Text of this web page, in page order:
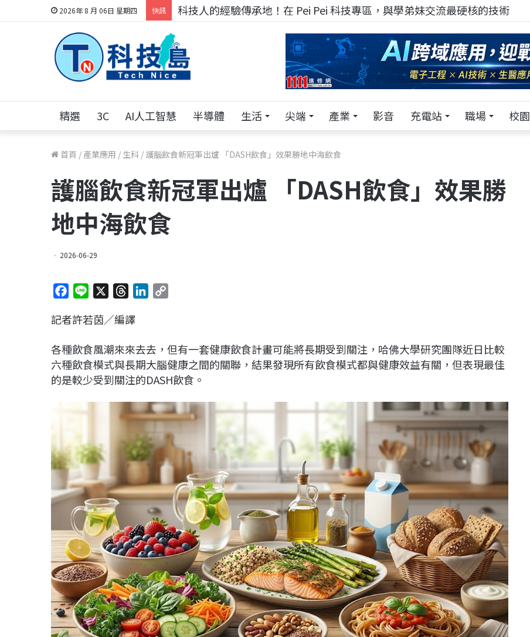
2026年 8 月 06日 星期四 快訊 科技人的經驗傳承地！在 Pei Pei 科技專區，與學弟妹交流最硬核的技術
精選 3C AI人工智慧 半導體 生活 尖端 產業 影音 充電站 職場 校園
首頁 / 產業應用 / 生科 / 護腦飲食新冠軍出爐 「DASH飲食」效果勝地中海飲食
護腦飲食新冠軍出爐 「DASH飲食」效果勝
地中海飲食
2026-06-29
c
b
o
o
n
r
a
d
s
e
d
I
L
i
n
記者許若茵／編譯
各種飲食風潮來來去去，但有一套健康飲食計畫可能將長期受到關注，哈佛大學研究團隊近日比較
六種飲食模式與長期大腦健康之間的關聯，結果發現所有飲食模式都與健康效益有關，但表現最佳
的是較少受到關注的DASH飲食。